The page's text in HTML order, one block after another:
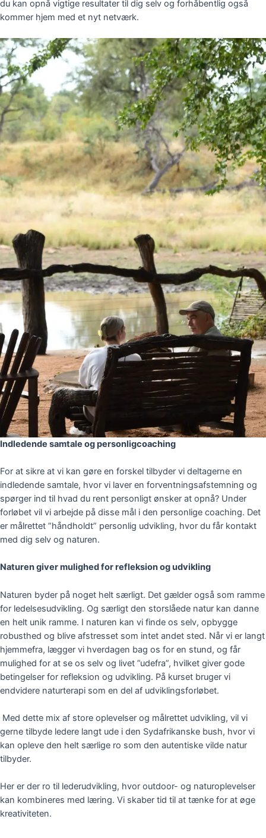
du kan opnå vigtige resultater til dig selv og forhåbentlig også
kommer hjem med et nyt netværk.
Indledende samtale og personligcoaching
For at sikre at vi kan gøre en forskel tilbyder vi deltagerne en
indledende samtale, hvor vi laver en forventningsafstemning og
spørger ind til hvad du rent personligt ønsker at opnå? Under
forløbet vil vi arbejde på disse mål i den personlige coaching. Det
er målrettet ”håndholdt” personlig udvikling, hvor du får kontakt
med dig selv og naturen.
Naturen giver mulighed for refleksion og udvikling
Naturen byder på noget helt særligt. Det gælder også som ramme
for ledelsesudvikling. Og særligt den storslåede natur kan danne
en helt unik ramme. I naturen kan vi finde os selv, opbygge
robusthed og blive afstresset som intet andet sted. Når vi er langt
hjemmefra, lægger vi hverdagen bag os for en stund, og får
mulighed for at se os selv og livet ”udefra”, hvilket giver gode
betingelser for refleksion og udvikling. På kurset bruger vi
endvidere naturterapi som en del af udviklingsforløbet.
Med dette mix af store oplevelser og målrettet udvikling, vil vi
gerne tilbyde ledere langt ude i den Sydafrikanske bush, hvor vi
kan opleve den helt særlige ro som den autentiske vilde natur
tilbyder.
Her er der ro til lederudvikling, hvor outdoor- og naturoplevelser
kan kombineres med læring. Vi skaber tid til at tænke for at øge
kreativiteten.